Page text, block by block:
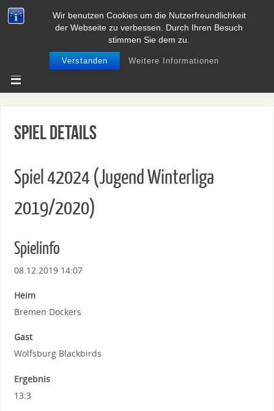
Wir benutzen Cookies um die Nutzerfreundlichkeit
der Webseite zu verbessen. Durch Ihren Besuch
stimmen Sie dem zu.
Verstanden Weitere Informationen
BASEBALL UND SOFTBALL IN
NIEDERSACHSEN
Spiel Details
Spiel 42024 (Jugend Winterliga
2019/2020)
Spielinfo
08.12.2019 14:07
Heim
Bremen Dockers
Gast
Wolfsburg Blackbirds
Ergebnis
13:3